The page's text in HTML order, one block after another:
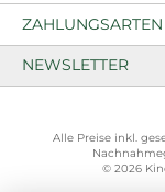
ZAHLUNGSARTEN
NEWSLETTER
Alle Preise inkl.
© 2026